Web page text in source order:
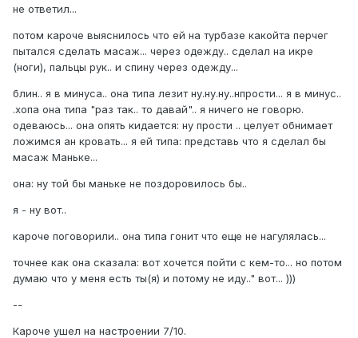
не ответил...
потом кароче выяснилось что ей на турбазе какойта перчег
пытался сделать масаж... через одежду.. сделал на икре
(ноги), пальцы рук.. и спину через одежду...
блин.. я в минуса.. она типа лезит ну.ну.ну..нпрости... я в минус..
.хопа она типа "раз так.. то давай".. я ничего не говорю.
одеваюсь... она опять кидается: ну прости .. целует обнимает
ложимся ан кровать... я ей типа: представь что я сделал бы
масаж Маньке...
она: ну той бы маньке не поздоровилось бы..
я - ну вот..
кароче поговорили.. она типа гонит что еще не нагулялась...
точнее как она сказала: вот хочется пойти с кем-то... но потом
думаю что у меня есть ты(я) и потому не иду.." вот... )))
--
Кароче ушел на настроении 7/10.